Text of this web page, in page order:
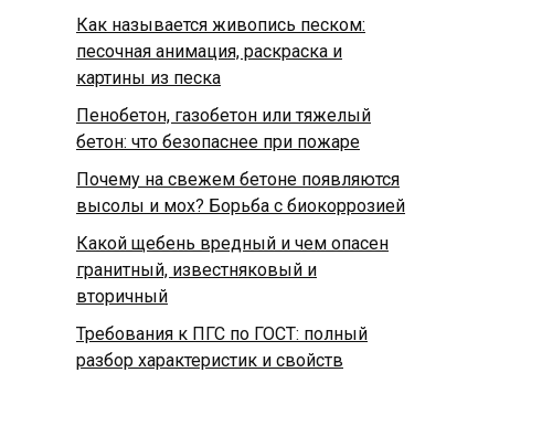
Как называется живопись песком:
песочная анимация, раскраска и
картины из песка
Пенобетон, газобетон или тяжелый
бетон: что безопаснее при пожаре
Почему на свежем бетоне появляются
высолы и мох? Борьба с биокоррозией
Какой щебень вредный и чем опасен
гранитный, известняковый и
вторичный
Требования к ПГС по ГОСТ: полный
разбор характеристик и свойств